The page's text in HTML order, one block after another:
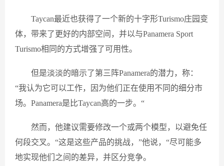
Taycan最近也获得了一个新的十字形Turismo庄园变
体，带来了更好的内部空间，并以与Panamera Sport
Turismo相同的方式增强了可用性。
但是淡淡的暗示了第三阵Panamera的潜力，称：
“我认为它可以工作，因为他们正在使用不同的细分市
场。Panamera是比Taycan高的一步。“
然而，他建议需要修改一个或两个模型，以避免任
何段交叉。“这是这些产品的挑战，”他说，“尽可能多
地实现他们之间的差异，并区分竞争。